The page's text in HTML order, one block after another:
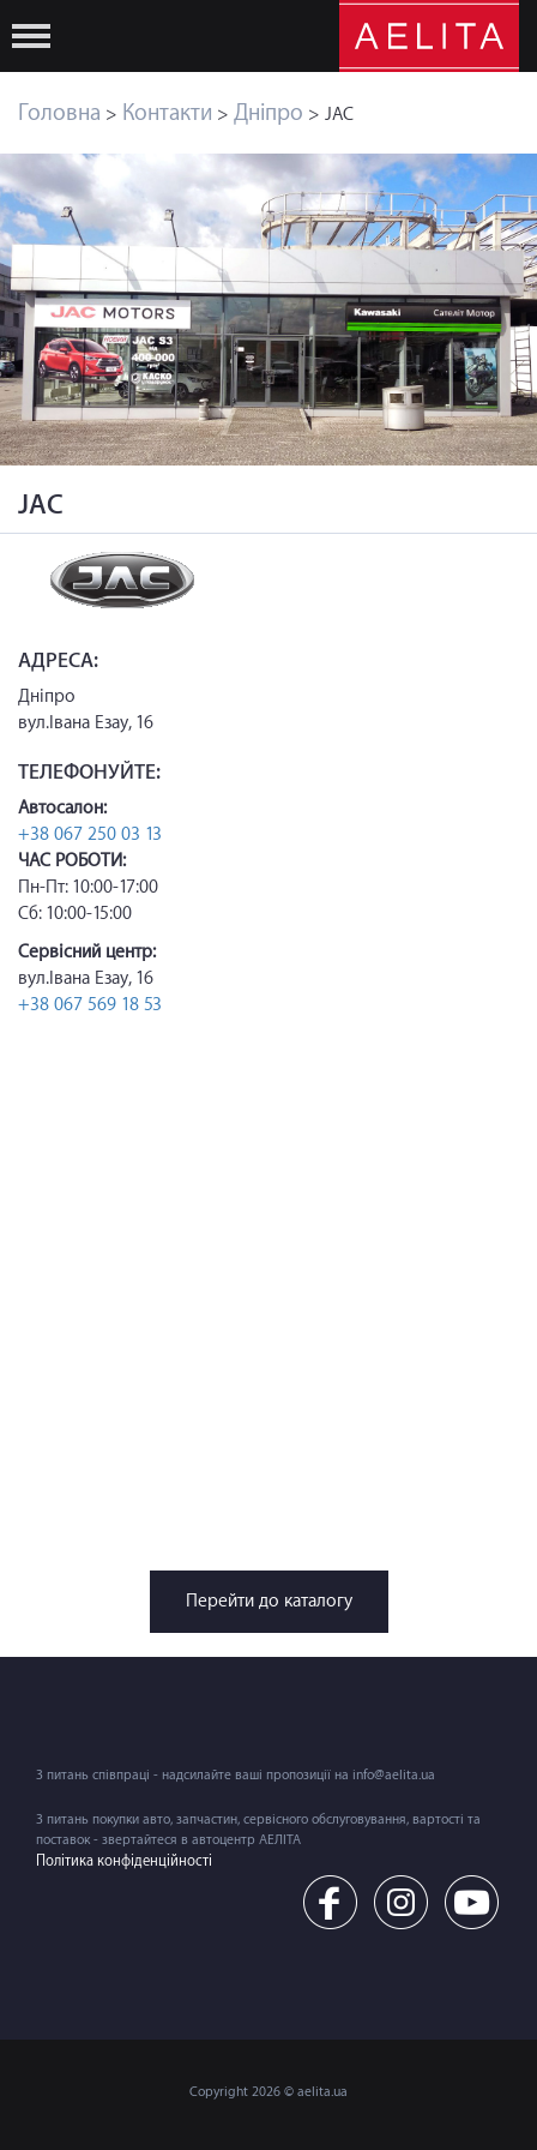
Головна > Контакти > Дніпро > JAC
JAC
АДРЕСА:
Дніпро
вул.Івана Езау, 16
ТЕЛЕФОНУЙТЕ:
Автосалон:
+38 067 250 03 13
ЧАС РОБОТИ:
Пн-Пт: 10:00-17:00
Сб: 10:00-15:00
Сервісний центр:
вул.Івана Езау, 16
+38 067 569 18 53
Перейти до каталогу
З питань співпраці - надсилайте ваші пропозиції на info@aelita.ua
З питань покупки авто, запчастин, сервісного обслуговування, вартості та
поставок - звертайтеся в автоцентр АЕЛІТА
Політика конфіденційності
Copyright 2026 © aelita.ua